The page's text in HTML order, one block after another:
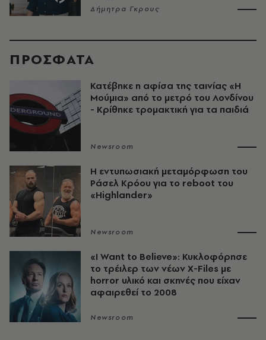
Δήμητρα Γκρους
ΠΡΟΣΦΑΤΑ
Κατέβηκε η αφίσα της ταινίας «Η
Μούμια» από το μετρό του Λονδίνου
- Κρίθηκε τρομακτική για τα παιδιά
Newsroom
Η εντυπωσιακή μεταμόρφωση του
Ράσελ Κρόου για το reboot του
«Highlander»
Newsroom
«I Want to Believe»: Κυκλοφόρησε
το τρέιλερ των νέων X-Files με
horror υλικό και σκηνές που είχαν
αφαιρεθεί το 2008
Newsroom